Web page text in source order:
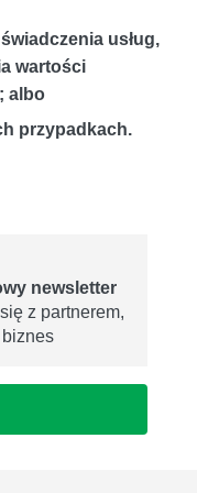
usług,
wartości
albo
przypadkach.
newsletter
z partnerem,